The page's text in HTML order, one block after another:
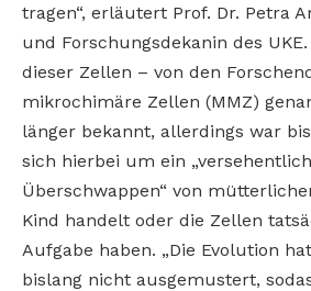
tragen“, erläutert Prof. Dr. Petra
und Forschungsdekanin des
dieser Zellen – von den
mikrochimäre Zellen (MMZ)
länger bekannt, allerdings war
sich hierbei um ein
Überschwappen“ von
Kind handelt oder die Zellen
Aufgabe haben. „Die Evolution
bislang nicht ausgemustert,